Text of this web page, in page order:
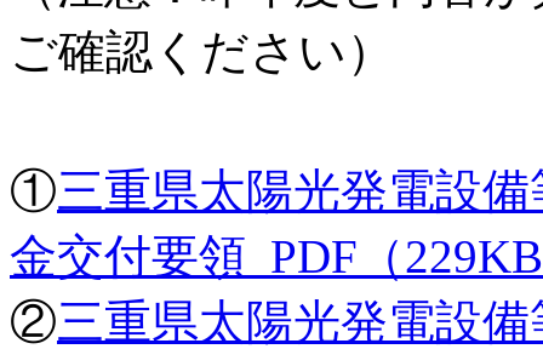
ご確認ください）
①三重県太陽光発電設
金交付要領 PDF（
②三重県太陽光発電設